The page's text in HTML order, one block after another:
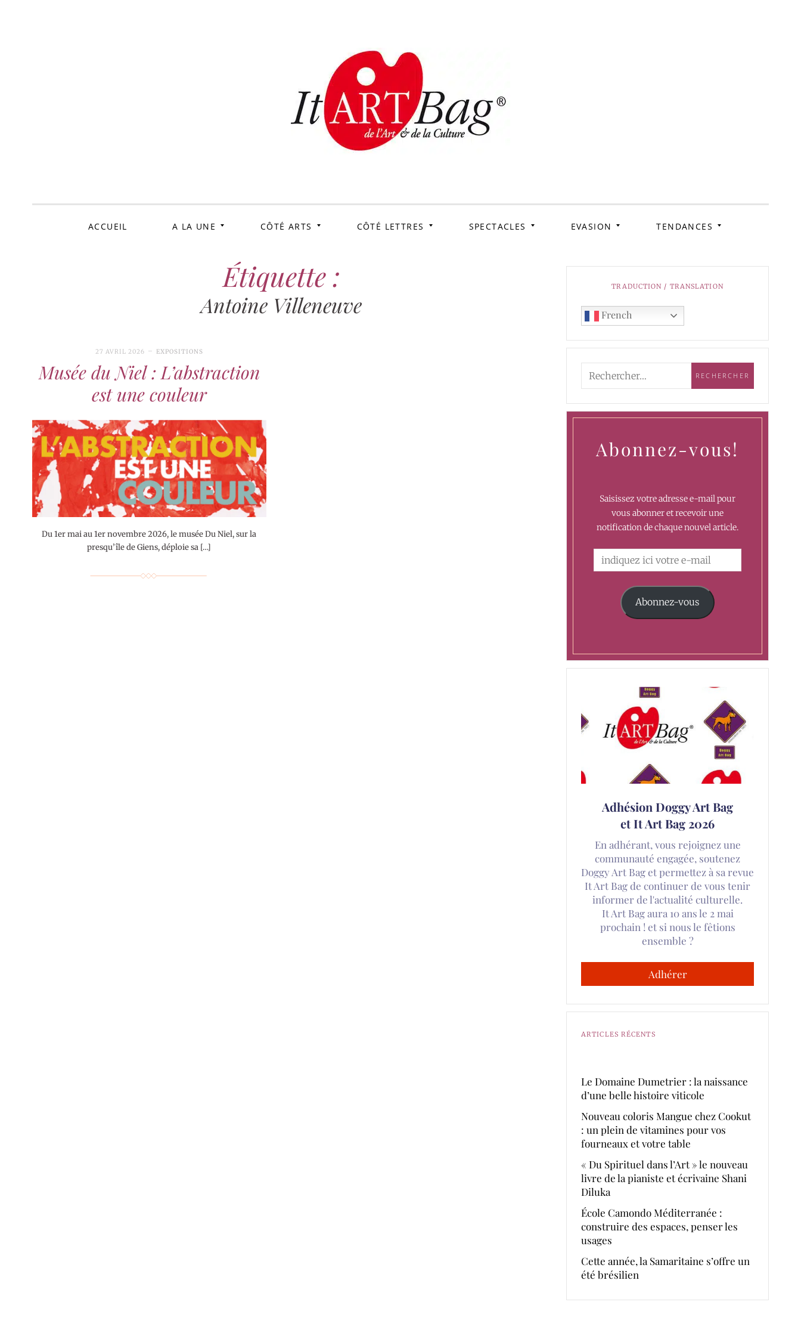
ItArtBag
ACCUEIL A LA UNE CÔTÉ ARTS CÔTÉ LETTRES SPECTACLES EVASION TENDANCES
Étiquette :
Antoine Villeneuve
27 AVRIL 2026 EXPOSITIONS
Musée du Niel : L’abstraction
est une couleur
Du 1er mai au 1er novembre 2026, le musée Du Niel, sur la
presqu’île de Giens, déploie sa […]
TRADUCTION / TRANSLATION
French
Abonnez-vous!
Saisissez votre adresse e-mail pour
vous abonner et recevoir une
notification de chaque nouvel article.
Abonnez-vous
Adhésion Doggy Art Bag
et It Art Bag 2026
En adhérant, vous rejoignez une
communauté engagée, soutenez
Doggy Art Bag et permettez à sa revue
It Art Bag de continuer de vous tenir
informer de l'actualité culturelle.
It Art Bag aura 10 ans le 2 mai
prochain ! et si nous le fêtions
ensemble ?
Adhérer
ARTICLES RÉCENTS
Le Domaine Dumetrier : la naissance
d’une belle histoire viticole
Nouveau coloris Mangue chez Cookut
: un plein de vitamines pour vos
fourneaux et votre table
« Du Spirituel dans l’Art » le nouveau
livre de la pianiste et écrivaine Shani
Diluka
École Camondo Méditerranée :
construire des espaces, penser les
usages
Cette année, la Samaritaine s’offre un
été brésilien